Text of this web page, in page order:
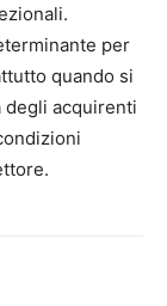
per
quando si
degli acquirenti